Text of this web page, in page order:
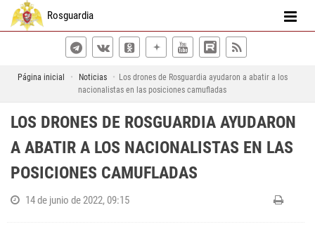
Rosguardia
Página inicial Noticias
Los drones de Rosguardia ayudaron a abatir a los
nacionalistas en las posiciones camufladas
LOS DRONES DE ROSGUARDIA AYUDARON
A ABATIR A LOS NACIONALISTAS EN LAS
POSICIONES CAMUFLADAS
14 de junio de 2022, 09:15